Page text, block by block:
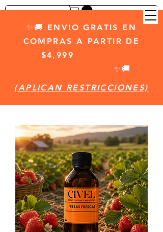
✨🚚 ENVIO GRATIS EN
COMPRAS A PARTIR DE
$4,999
✨🚚
(APLICAN RESTRICCIONES)